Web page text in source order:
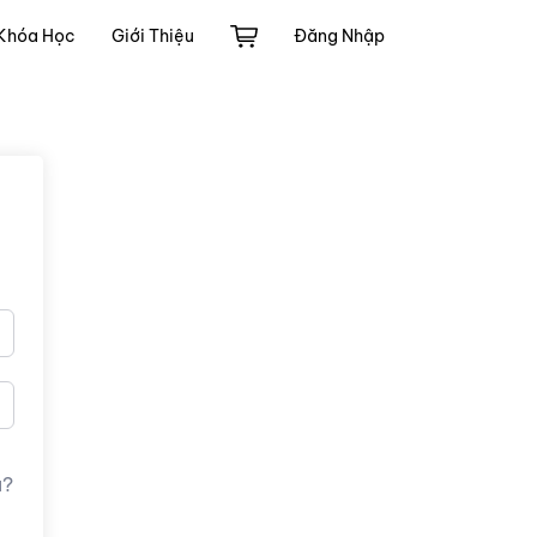
Học Giới Thiệu Đăng Nhập